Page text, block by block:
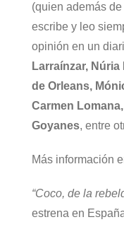
(quien además
escribe y leo
opinión en un
Larraínzar,
de Orleans,
Carmen
Goyanes, entre
Más información
“Coco, de la
estrena en